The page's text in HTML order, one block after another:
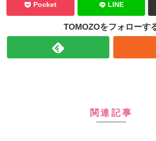
Pocket LINE
TOMOZOをフォローす
関連記事